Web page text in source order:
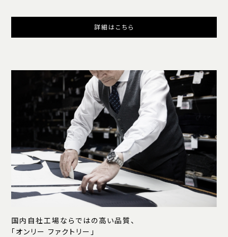
詳細はこちら
国内自社工場ならではの高い品質、
「オンリー ファクトリー」